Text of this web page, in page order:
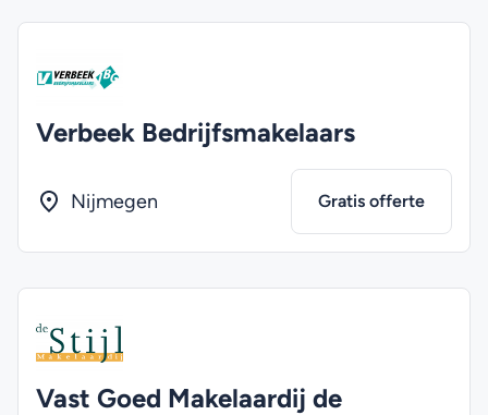
Verbeek Bedrijfsmakelaars
Nijmegen Gratis offerte
Vast Goed Makelaardij de